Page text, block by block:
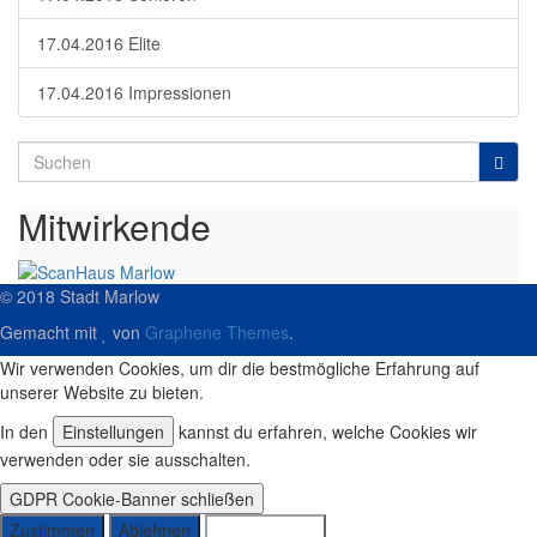
17.04.2016 Elite
17.04.2016 Impressionen
Search
for:
Mitwirkende
© 2018 Stadt Marlow
Gemacht mit
von Graphene Themes.
Wir verwenden Cookies, um dir die bestmögliche Erfahrung auf
unserer Website zu bieten.
In den
Einstellungen
kannst du erfahren, welche Cookies wir
verwenden oder sie ausschalten.
GDPR Cookie-Banner schließen
Zustimmen
Ablehnen